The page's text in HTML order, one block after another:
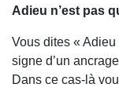
Adieu n’est pas
Vous dites «
signe d’un
Dans ce cas-là